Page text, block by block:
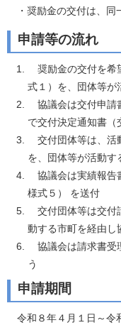
・奨励金の交付は、同
申請等の流れ
奨励金の交付を希
式１）を、団体等が
協議会は交付申請
で交付決定通知書（
交付団体等は、活
を、団体等が活動す
協議会は実績報告
様式５） を送付
交付団体等は交付
動する市町を経由し
協議会は請求書受
う
申請期間
令和８年４月１日～令